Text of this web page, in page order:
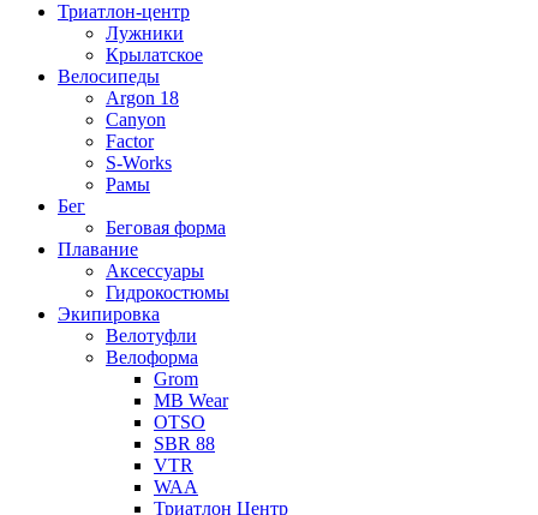
Триатлон-центр
Лужники
Крылатское
Велосипеды
Argon 18
Canyon
Factor
S-Works
Рамы
Бег
Беговая форма
Плавание
Аксессуары
Гидрокостюмы
Экипировка
Велотуфли
Велоформа
Grom
MB Wear
OTSO
SBR 88
VTR
WAA
Триатлон Центр